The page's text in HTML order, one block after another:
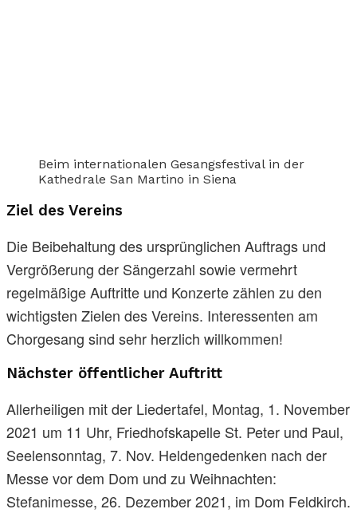
Beim internationalen Gesangsfestival in der
Kathedrale San Martino in Siena
Ziel des Vereins
Die Beibehaltung des ursprünglichen Auftrags und
Vergrößerung der Sängerzahl sowie vermehrt
regelmäßige Auftritte und Konzerte zählen zu den
wichtigsten Zielen des Vereins. Interessenten am
Chorgesang sind sehr herzlich willkommen!
Nächster öffentlicher Auftritt
Allerheiligen mit der Liedertafel, Montag, 1. November
2021 um 11 Uhr, Friedhofskapelle St. Peter und Paul,
Seelensonntag, 7. Nov. Heldengedenken nach der
Messe vor dem Dom und zu Weihnachten:
Stefanimesse, 26. Dezember 2021, im Dom Feldkirch.